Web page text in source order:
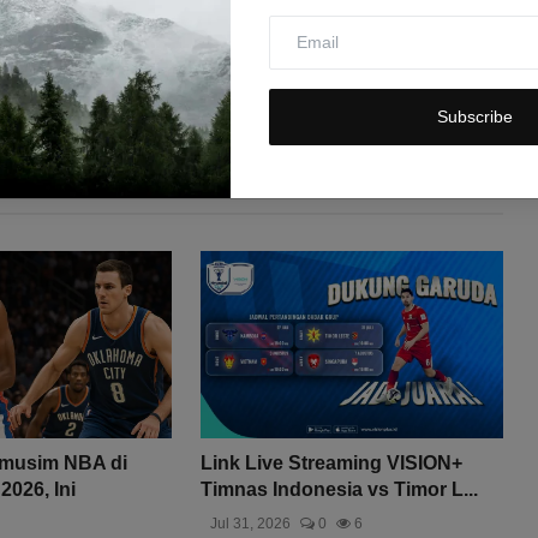
Subscribe
NBA di
Ini
Link Live Streaming VISION+
Timnas Indonesia vs Timor L...
Jul 31, 2026 0 6